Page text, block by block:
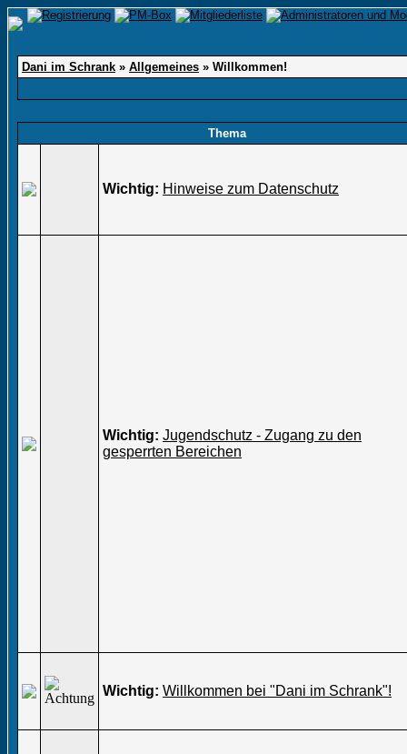
Dani im Schrank » Allgemeines » Willkommen!
Thema
Wichtig: Hinweise zum Datenschutz
Wichtig: Jugendschutz - Zugang zu den
gesperrten Bereichen
Wichtig: Willkommen bei "Dani im Schrank"!